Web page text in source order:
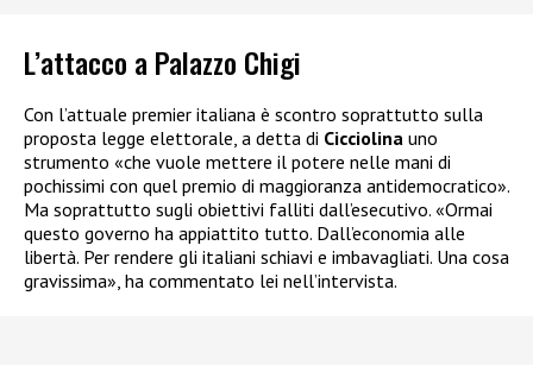
L’attacco a Palazzo Chigi
Con l’attuale premier italiana è scontro soprattutto sulla
proposta legge elettorale, a detta di Cicciolina uno
strumento «che vuole mettere il potere nelle mani di
pochissimi con quel premio di maggioranza antidemocratico».
Ma soprattutto sugli obiettivi falliti dall’esecutivo. «Ormai
questo governo ha appiattito tutto. Dall’economia alle
libertà. Per rendere gli italiani schiavi e imbavagliati. Una cosa
gravissima», ha commentato lei nell’intervista.